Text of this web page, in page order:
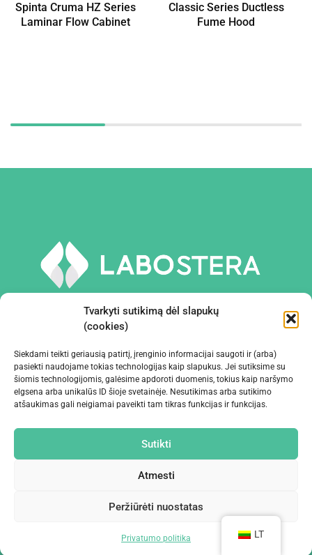
Tvarkyti sutikimą dėl slapukų
(cookies)
Siekdami teikti geriausią patirtį, įrenginio informacijai saugoti ir (arba)
pasiekti naudojame tokias technologijas kaip slapukus. Jei sutiksime su
šiomis technologijomis, galėsime apdoroti duomenis, tokius kaip naršymo
elgsena arba unikalūs ID šioje svetainėje. Nesutikimas arba sutikimo
atšaukimas gali neigiamai paveikti tam tikras funkcijas ir funkcijas.
Sutikti
Atmesti
Peržiūrėti nuostatas
Privatumo politika
Spinta Cruma HZ Series
Laminar Flow Cabinet
Classic Series Ductless
Fume Hood
PRIEMONĖS IR ĮRANGA
ĮMONĖ
LT